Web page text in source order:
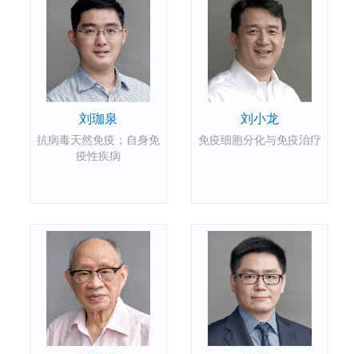
刘珈泉
抗病毒天然免疫；自身免
疫性疾病
刘小龙
免疫细胞分化与免疫治疗